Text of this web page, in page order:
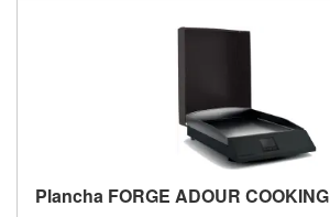
Plancha FORGE ADOUR COOKING